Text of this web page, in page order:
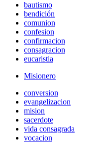
bautismo
bendición
comunion
confesion
confirmacion
consagracion
eucaristia
Misionero
conversion
evangelizacion
mision
sacerdote
vida consagrada
vocacion